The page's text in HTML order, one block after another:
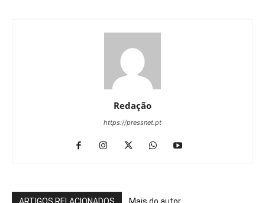
Redação
https://pressnet.pt
ARTIGOS RELACIONADOS Mais do autor